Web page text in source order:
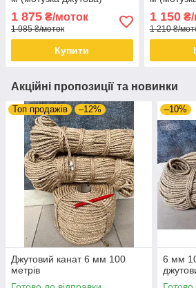
1 875 ₴/моток
1 985 ₴/моток
Купити
1 150₴/
1 210 ₴/
Акційні пропозиції та новинки
Топ продажів –12%
Джутовий канат 6 мм 100
метрів
–10%
6 мм